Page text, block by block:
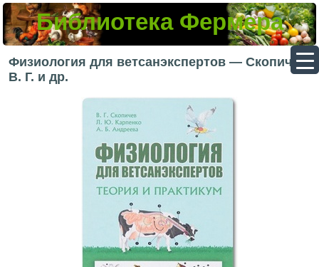
Библиотека Фермера
Физиология для ветсанэкспертов — Скопичев
В. Г. и др.